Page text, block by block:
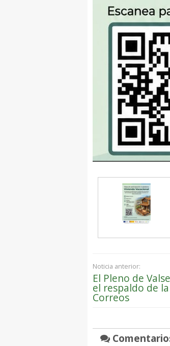
Noticia anterior:
El Pleno de
el respaldo de
Correos